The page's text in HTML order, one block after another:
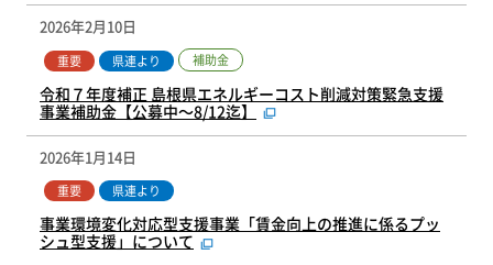
2026年2月10日
重要 県連より 補助金
令和７年度補正 島根県エネルギーコスト削減対策緊急支援
事業補助金【公募中～8/12迄】
2026年1月14日
重要 県連より
事業環境変化対応型支援事業「賃金向上の推進に係るプッ
シュ型支援」について